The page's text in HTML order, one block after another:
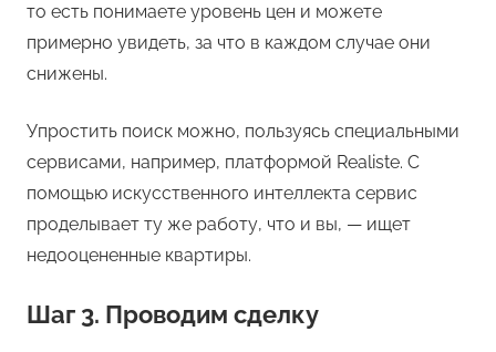
то есть понимаете уровень цен и можете
примерно увидеть, за что в каждом случае они
снижены.
Упростить поиск можно, пользуясь специальными
сервисами, например, платформой Realiste. С
помощью искусственного интеллекта сервис
проделывает ту же работу, что и вы, — ищет
недооцененные квартиры.
Шаг 3. Проводим сделку